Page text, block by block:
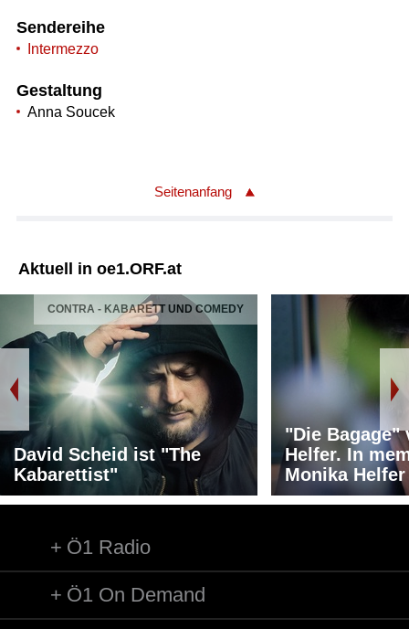
Sendereihe
Intermezzo
Gestaltung
Anna Soucek
Seitenanfang
Aktuell in oe1.ORF.at
CONTRA - KABARETT UND COMEDY
David Scheid ist "The
Kabarettist"
"Die Bagage"
Helfer. In
Monika Helfer
Ö1 Radio
Ö1 On Demand